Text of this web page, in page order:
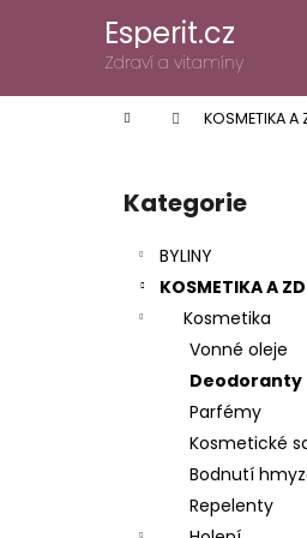
Esperit.cz
Zdraví a vitamíny
Domů KOSMETIKA A
Přeskočit
kategorie
Kategorie
BYLINY
KOSMETIKA A
Kosmetika
Vonné oleje
Parfémy
Kosmetické
Bodnutí
Repelenty
í
Zpět
do
Zpět
do